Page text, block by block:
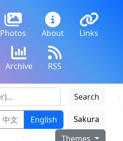
Photos About Links
Archive RSS
Search
中文 English
Sakura
Themes